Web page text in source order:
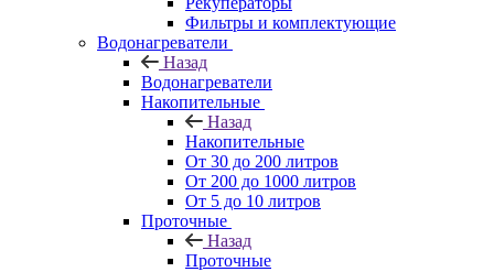
Фильтры и комплектующие
Водонагреватели
Назад
Водонагреватели
Накопительные
Назад
Накопительные
От 30 до 200 литров
От 200 до 1000 литров
От 5 до 10 литров
Проточные
Назад
Проточные